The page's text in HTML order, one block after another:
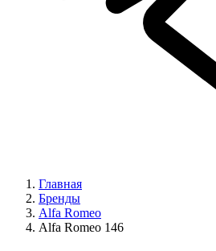
Главная
Бренды
Alfa Romeo
Alfa Romeo 146